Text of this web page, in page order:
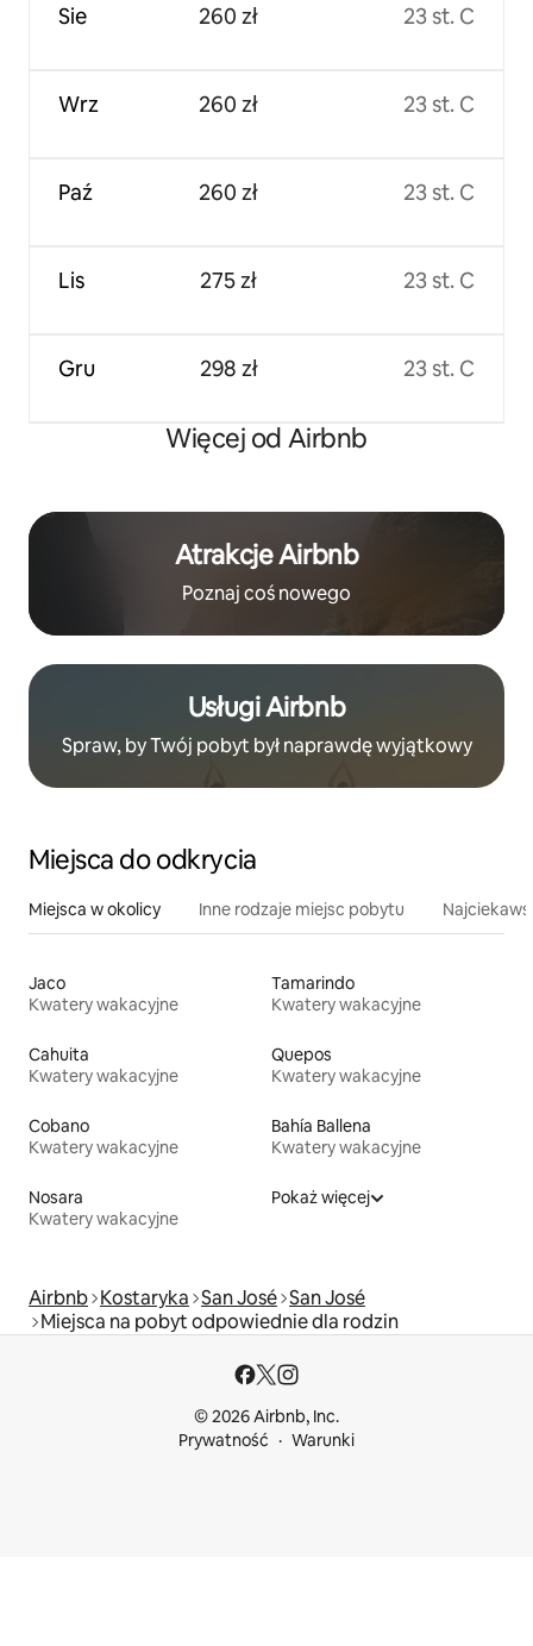
Sie
Wrz
Paź
Lis
Gru
260 zł
260 zł
260 zł
275 zł
298 zł
23 st. C
23 st. C
23 st. C
23 st. C
23 st. C
Więcej od Airbnb
Atrakcje Airbnb
Poznaj coś nowego
Usługi Airbnb
Spraw, by Twój pobyt był naprawdę wyjątkowy
Miejsca do odkrycia
Miejsca w okolicy Inne rodzaje miejsc pobytu
Jaco
Kwatery wakacyjne
Tamarindo
Kwatery wakacyjne
Cahuita
Kwatery wakacyjne
Quepos
Kwatery wakacyjne
Cobano
Kwatery wakacyjne
Bahía Ballena
Kwatery wakacyjne
Nosara
Kwatery wakacyjne
Pokaż więcej
Airbnb Kostaryka San José San José
Miejsca na pobyt odpowiednie dla rodzin
© 2026 Airbnb, Inc.
Prywatność
Warunki